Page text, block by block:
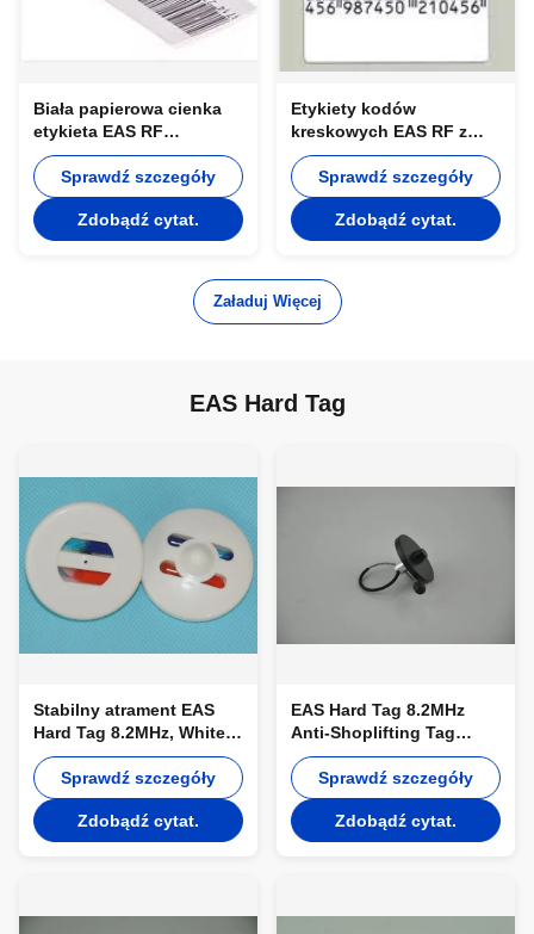
Biała papierowa cienka
etykieta EAS RF
dezaktywowana 8,2 MHz
dla sklepów detalicznych
Sprawdź szczegóły
Zdobądź cytat.
Etykiety kodów
kreskowych EAS RF z
etykietami
jednorazowymi o
częstotliwości 8,2 MHz
Sprawdź szczegóły
Zdobądź cytat.
Załaduj Więcej
EAS Hard Tag
Stabilny atrament EAS
Hard Tag 8.2MHz, White
Round i High Sensitive
Sprawdź szczegóły
Zdobądź cytat.
EAS Hard Tag 8.2MHz
Anti-Shoplifting Tag
butelki EAS dla
supermarketów
Sprawdź szczegóły
Zdobądź cytat.